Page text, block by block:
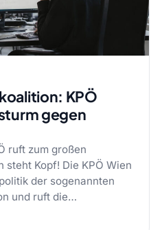
KPÖ
gegen
ruft zum großen
Kopf! Die KPÖ Wien
der sogenannten
und ruft die…